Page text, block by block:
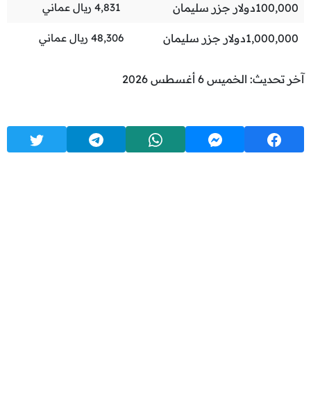
100,000دولار جزر سليمان 4,831 ريال عماني
1,000,000دولار جزر سليمان 48,306 ريال عماني
آخر تحديث: الخميس 6 أغسطس 2026